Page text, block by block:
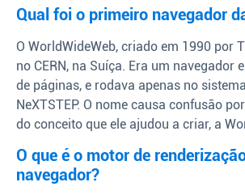
Qual foi o primeiro navegador
O WorldWideWeb, criado em 1990 por
no CERN, na Suíça. Era um navegador
de páginas, e rodava apenas no
NeXTSTEP. O nome causa confusão
do conceito que ele ajudou a criar, a
O que é o motor de
navegador?